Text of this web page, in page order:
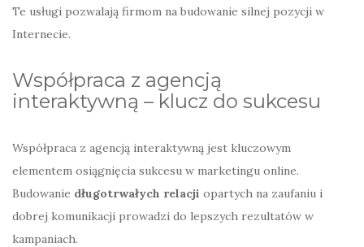
Te usługi pozwalają firmom na budowanie silnej pozycji w
Internecie.
Współpraca z agencją
interaktywną – klucz do sukcesu
Współpraca z agencją interaktywną jest kluczowym
elementem osiągnięcia sukcesu w marketingu online.
Budowanie długotrwałych relacji opartych na zaufaniu i
dobrej komunikacji prowadzi do lepszych rezultatów w
kampaniach.